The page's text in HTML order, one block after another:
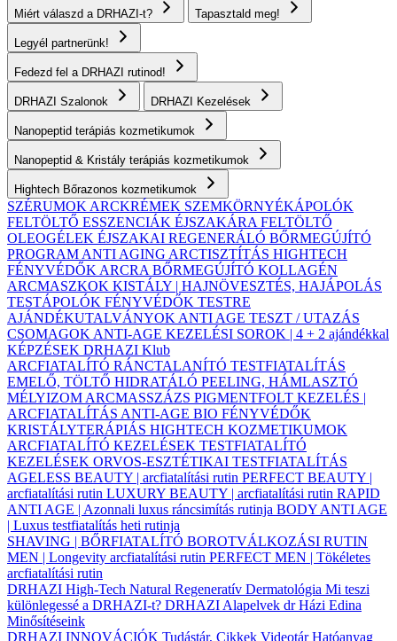
Miért válaszd a DRHAZI-t? Tapasztald meg!
Legyél partnerünk!
Fedezd fel a DRHAZI rutinod!
DRHAZI Szalonok DRHAZI Kezelések
Nanopeptid terápiás kozmetikumok
Nanopeptid & Kristály terápiás kozmetikumok
Hightech Bőrazonos kozmetikumok
SZÉRUMOK ARCKRÉMEK SZEMKÖRNYÉKÁPOLÓK
FELTÖLTŐ ESSZENCIÁK ÉJSZAKÁRA FELTÖLTŐ
OLEOGÉLEK ÉJSZAKAI REGENERÁLÓ BŐRMEGÚJÍTÓ
PROGRAM ANTI AGING ARCTISZTÍTÁS HIGHTECH
FÉNYVÉDŐK ARCRA BŐRMEGÚJÍTÓ KOLLAGÉN
ARCMASZKOK KISTÁLY | HAJNÖVESZTÉS, HAJÁPOLÁS
TESTÁPOLÓK FÉNYVÉDŐK TESTRE
AJÁNDÉKUTALVÁNYOK ANTI AGE TESZT / UTAZÁS
CSOMAGOK ANTI-AGE KEZELÉSI SOROK | 4 + 2 ajándékkal
KÉPZÉSEK DRHAZI Klub
ARCFIATALÍTÓ RÁNCTALANÍTÓ TESTFIATALÍTÁS
EMELŐ, TÖLTŐ HIDRATÁLÓ PEELING, HÁMLASZTÓ
MÉLYIZOM ARCMASSZÁZS PIGMENTFOLT KEZELÉS |
ARCFIATALÍTÁS ANTI-AGE BIO FÉNYVÉDŐK
KRISTÁLYTERÁPIÁS HIGHTECH KOZMETIKUMOK
ARCFIATALÍTÓ KEZELÉSEK TESTFIATALÍTÓ
KEZELÉSEK ORVOS-ESZTÉTIKAI TESTFIATALÍTÁS
AGELESS BEAUTY | arcfiatalítási rutin PERFECT BEAUTY |
arcfiatalítási rutin LUXURY BEAUTY | arcfiatalítási rutin RAPID
ANTI AGE | Azonnali luxus ráncsimítás rutinja BODY ANTI AGE
| Luxus testfiatalítás heti rutinja
SHAVING | BŐRFIATALÍTÓ BOROTVÁLKOZÁSI RUTIN
MEN | Longevity arcfiatalítási rutin PERFECT MEN | Tökéletes
arcfiatalítási rutin
DRHAZI High-Tech Natural Regeneratív Dermatológia Mi teszi
különlegessé a DRHAZI-t? DRHAZI Alapelvek dr Házi Edina
Minősítéseink
DRHAZI INNOVÁCIÓK Tudástár, Cikkek VideotárHatóanyag